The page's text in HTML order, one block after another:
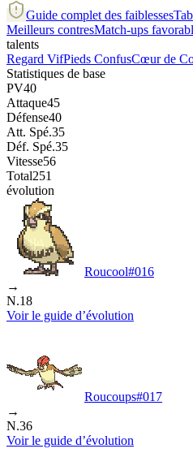
Guide complet des faiblesses
Meilleurs contresMatch-ups
talents
Regard VifPieds ConfusCœur de
Statistiques de base
PV40
Attaque45
Défense40
Att. Spé.35
Déf. Spé.35
Vitesse56
Total251
évolution
Roucool#016
→
N.18
Voir le guide d’évolution
Roucoups#017
→
N.36
Voir le guide d’évolution